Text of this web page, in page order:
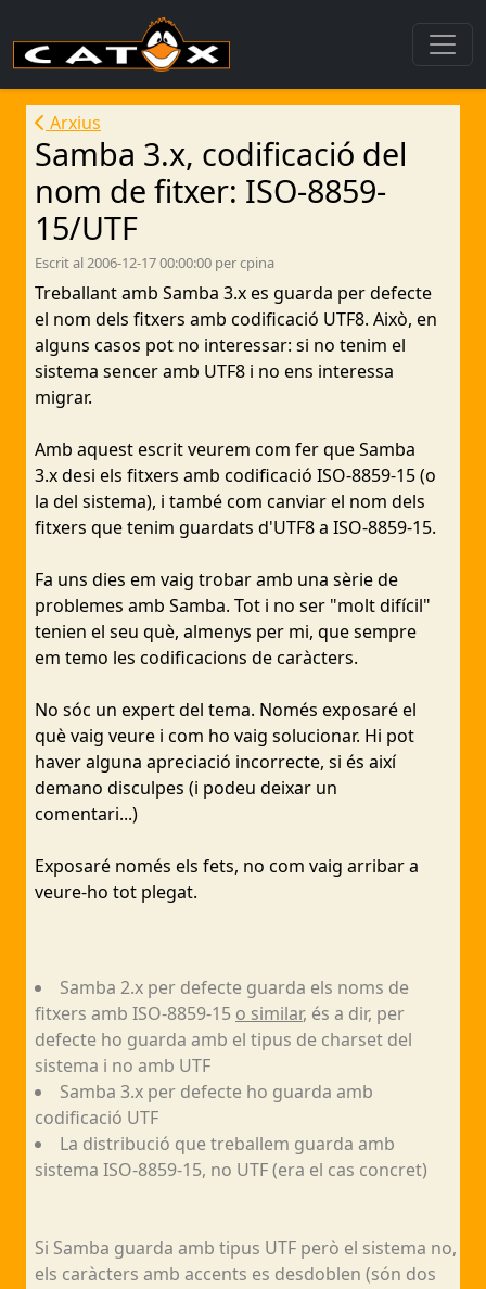
Arxius
Samba 3.x, codificació del
nom de fitxer: ISO-8859-
15/UTF
Escrit al 2006-12-17 00:00:00 per cpina
Treballant amb Samba 3.x es guarda per defecte
el nom dels fitxers amb codificació UTF8. Això, en
alguns casos pot no interessar: si no tenim el
sistema sencer amb UTF8 i no ens interessa
migrar.
Amb aquest escrit veurem com fer que Samba
3.x desi els fitxers amb codificació ISO-8859-15 (o
la del sistema), i també com canviar el nom dels
fitxers que tenim guardats d'UTF8 a ISO-8859-15.
Fa uns dies em vaig trobar amb una sèrie de
problemes amb Samba. Tot i no ser "molt difícil"
tenien el seu què, almenys per mi, que sempre
em temo les codificacions de caràcters.
No sóc un expert del tema. Només exposaré el
què vaig veure i com ho vaig solucionar. Hi pot
haver alguna apreciació incorrecte, si és així
demano disculpes (i podeu deixar un
comentari...)
Exposaré només els fets, no com vaig arribar a
veure-ho tot plegat.
Samba 2.x per defecte guarda els noms de
fitxers amb ISO-8859-15 o similar, és a dir, per
defecte ho guarda amb el tipus de charset del
sistema i no amb UTF
Samba 3.x per defecte ho guarda amb
codificació UTF
La distribució que treballem guarda amb
sistema ISO-8859-15, no UTF (era el cas concret)
Si Samba guarda amb tipus UTF però el sistema no,
els caràcters amb accents es desdoblen (són dos